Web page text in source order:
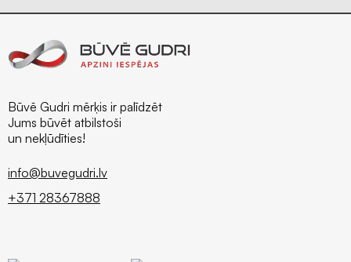
Būvē Gudri mērķis ir palīdzēt
Jums būvēt atbilstoši
un nekļūdīties!
info@buvegudri.lv
+371 28367888